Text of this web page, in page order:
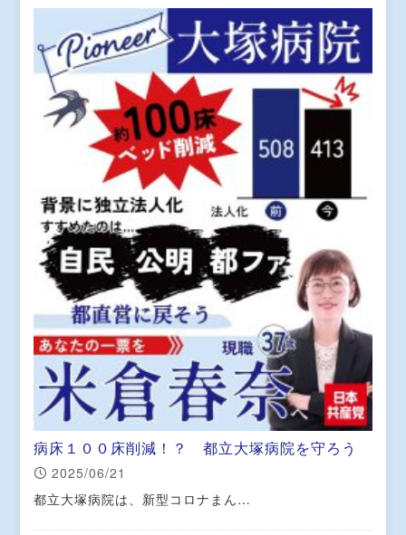
病床１００床削減！？ 都立大塚病院を守ろう
2025/06/21
都立大塚病院は、新型コロナまん…